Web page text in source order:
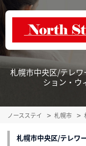
札幌市中央区/テレ
ション・ウ
ノースステイ 札幌市
札幌市中央区/テレワ